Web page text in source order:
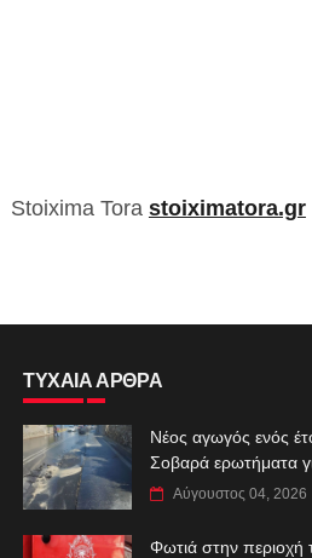
Stoixima Tora stoiximatora.gr
ΤΥΧΑΙΑ ΑΡΘΡΑ
Νέος αγωγός ενός
Σοβαρά ερωτήματα
Αύγουστος 04, 2026
Φωτιά στην